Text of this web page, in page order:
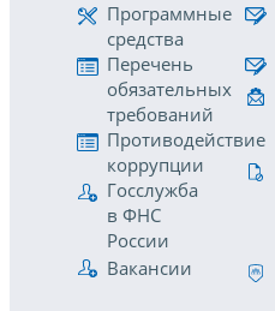
Программные
средства
Перечень
обязательных
требований
Противодействие
коррупции
Госслужба
в ФНС
России
Вакансии